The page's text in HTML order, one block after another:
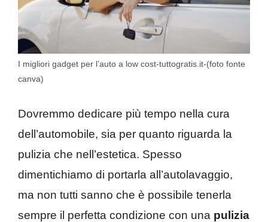
I migliori gadget per l’auto a low cost-tuttogratis.it-(foto fonte
canva)
Dovremmo dedicare più tempo nella cura
dell’automobile, sia per quanto riguarda la
pulizia che nell’estetica. Spesso
dimentichiamo di portarla all’autolavaggio,
ma non tutti sanno che è possibile tenerla
sempre il perfetta condizione con una pulizia